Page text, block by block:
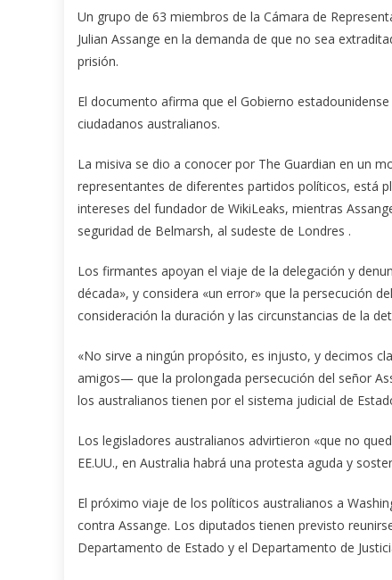
Un grupo de 63 miembros de la Cámara de
Julian Assange en la demanda de que no sea
prisión.
El documento afirma que el Gobierno
ciudadanos australianos.
La misiva se dio a conocer por The Guardian en un
representantes de diferentes partidos políticos, está
intereses del fundador de WikiLeaks, mientras
seguridad de Belmarsh, al sudeste de Londres .
Los firmantes apoyan el viaje de la delegación y
década», y considera «un error» que la persecución
consideración la duración y las circunstancias de la
«No sirve a ningún propósito, es injusto, y decimos
amigos— que la prolongada persecución del señor
los australianos tienen por el sistema judicial de
Los legisladores australianos advirtieron «que no
EE.UU., en Australia habrá una protesta aguda y
El próximo viaje de los políticos australianos a
contra Assange. Los diputados tienen previsto
Departamento de Estado y el Departamento de